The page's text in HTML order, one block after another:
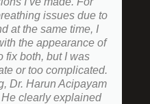
issues due to
at the same time, I
the appearance of
fix both, but I was
or too complicated.
Dr. Harun Acipayam
clearly explained